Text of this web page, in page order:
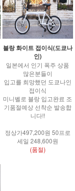
블랑 화이트 접이식(도쿄나
인)
일본에서 인기 폭주 상품
많은분들이
입고를 희망했던 도쿄나인
접이식
미니벨로 블랑 입고완료 조
기품절예상 선착순 발송합
니다!!
정상가497,200원 50프로
세일 248,600원
(품절)